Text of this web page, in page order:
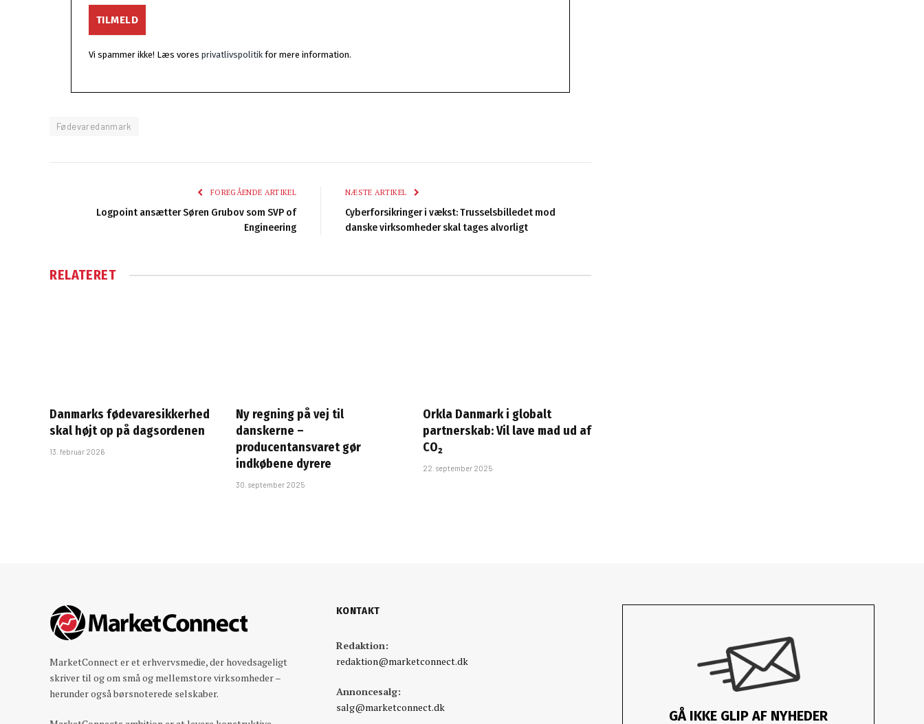
Vi spammer ikke! Læs vores privatlivspolitik for mere information.
Fødevaredanmark
FOREGÅENDE ARTIKEL
Logpoint ansætter Søren Grubov som SVP of
Engineering
NÆSTE ARTIKEL
Cyberforsikringer i vækst: Trusselsbilledet mod
danske virksomheder skal tages alvorligt
RELATERET
Danmarks fødevaresikkerhed
skal højt op på dagsordenen
13. februar 2026
Ny regning på vej til
danskerne –
producentansvaret gør
indkøbene dyrere
30. september 2025
Orkla Danmark i globalt
partnerskab: Vil lave mad ud af
CO₂
22. september 2025
MarketConnect er et erhvervsmedie, der hovedsageligt
skriver til og om små og mellemstore virksomheder –
herunder også børsnoterede selskaber.
KONTAKT
Redaktion:
redaktion@marketconnect.dk
Annoncesalg:
salg@marketconnect.dk
GÅ IKKE GLIP AF NYHEDER